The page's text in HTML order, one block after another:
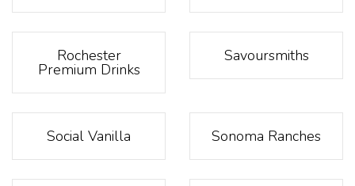
Rochester
Premium Drinks
Savoursmiths
Social Vanilla Sonoma Ranches